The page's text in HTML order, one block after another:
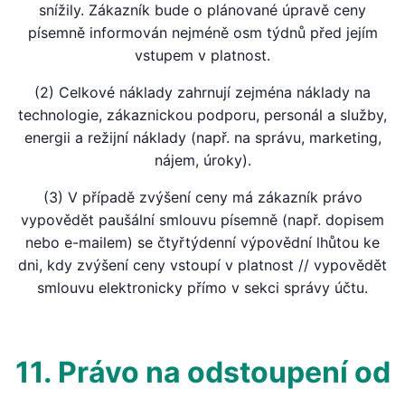
snížily. Zákazník bude o plánované úpravě ceny
písemně informován nejméně osm týdnů před jejím
vstupem v platnost.
(2) Celkové náklady zahrnují zejména náklady na
technologie, zákaznickou podporu, personál a služby,
energii a režijní náklady (např. na správu, marketing,
nájem, úroky).
(3) V případě zvýšení ceny má zákazník právo
vypovědět paušální smlouvu písemně (např. dopisem
nebo e-mailem) se čtyřtýdenní výpovědní lhůtou ke
dni, kdy zvýšení ceny vstoupí v platnost // vypovědět
smlouvu elektronicky přímo v sekci správy účtu.
11. Právo na odstoupení od